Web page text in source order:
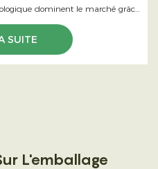
dominent le marché grâce
FSC et un design écologique
gamme.
SUITE
L'emballage